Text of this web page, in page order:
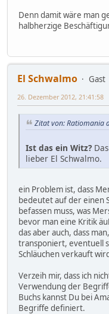
Denn damit wäre man
halbherzige
El Schwalmo
Gast
26. Dezember 2012, 21:41:58
Zitat von: Ratiomania
Ist das ein Witz?
lieber El Schwalmo.
ein Problem ist, dass
bedeutet auf der einen
befassen muss, was
bevor man eine Kritik
das aber auch, dass
transponiert, eventuell
Schläuchen verkauft
Verzeih mir, dass ich
Verwendung der
Buchs kannst Du bei
Begriffe definiert.